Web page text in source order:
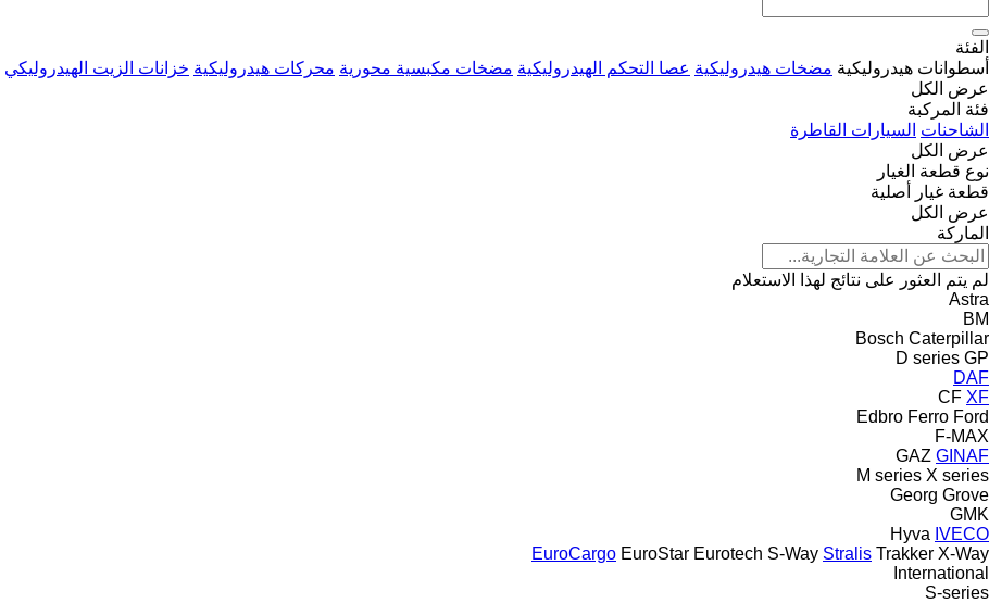
الفئة
أسطوانات هيدروليكية مضخات هيدروليكية عصا التحكم الهيدروليكية مضخات مكبسية محورية محركات هيدروليكية خزانات الزيت الهيدروليكي
عرض الكل
فئة المركبة
الشاحنات السيارات القاطرة
عرض الكل
نوع قطعة الغيار
قطعة غيار أصلية
عرض الكل
الماركة
لم يتم العثور على نتائج لهذا الاستعلام
Astra
BM
Bosch Caterpillar
D series GP
DAF
CF XF
Edbro Ferro Ford
F-MAX
GAZ GINAF
M series X series
Georg Grove
GMK
Hyva IVECO
EuroCargo EuroStar Eurotech S-Way Stralis Trakker X-Way
International
S-series